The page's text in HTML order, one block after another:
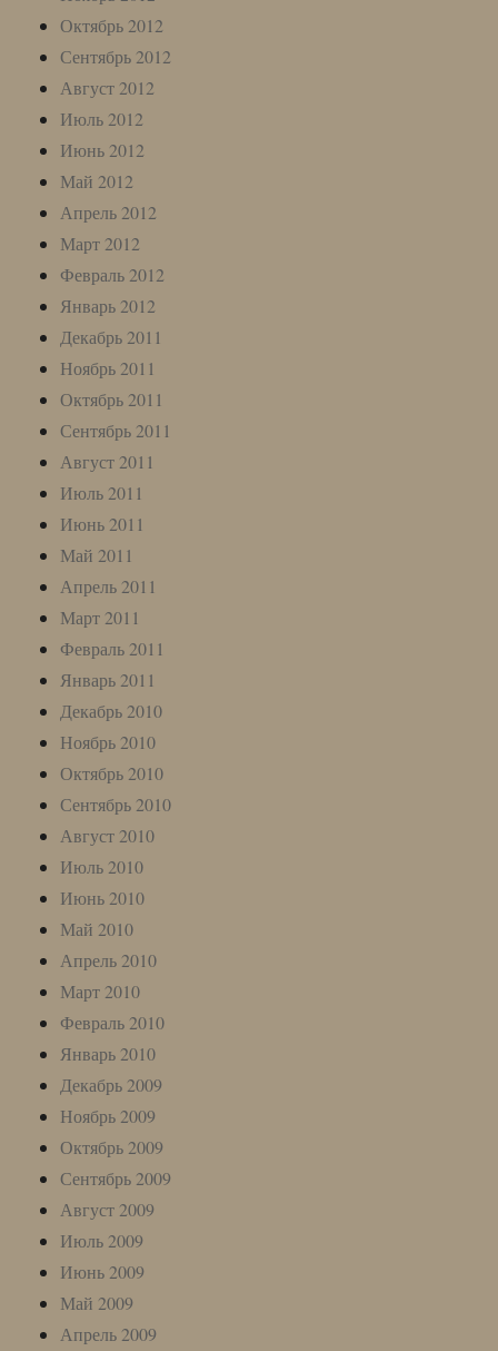
Октябрь 2012
Сентябрь 2012
Август 2012
Июль 2012
Июнь 2012
Май 2012
Апрель 2012
Март 2012
Февраль 2012
Январь 2012
Декабрь 2011
Ноябрь 2011
Октябрь 2011
Сентябрь 2011
Август 2011
Июль 2011
Июнь 2011
Май 2011
Апрель 2011
Март 2011
Февраль 2011
Январь 2011
Декабрь 2010
Ноябрь 2010
Октябрь 2010
Сентябрь 2010
Август 2010
Июль 2010
Июнь 2010
Май 2010
Апрель 2010
Март 2010
Февраль 2010
Январь 2010
Декабрь 2009
Ноябрь 2009
Октябрь 2009
Сентябрь 2009
Август 2009
Июль 2009
Июнь 2009
Май 2009
Апрель 2009